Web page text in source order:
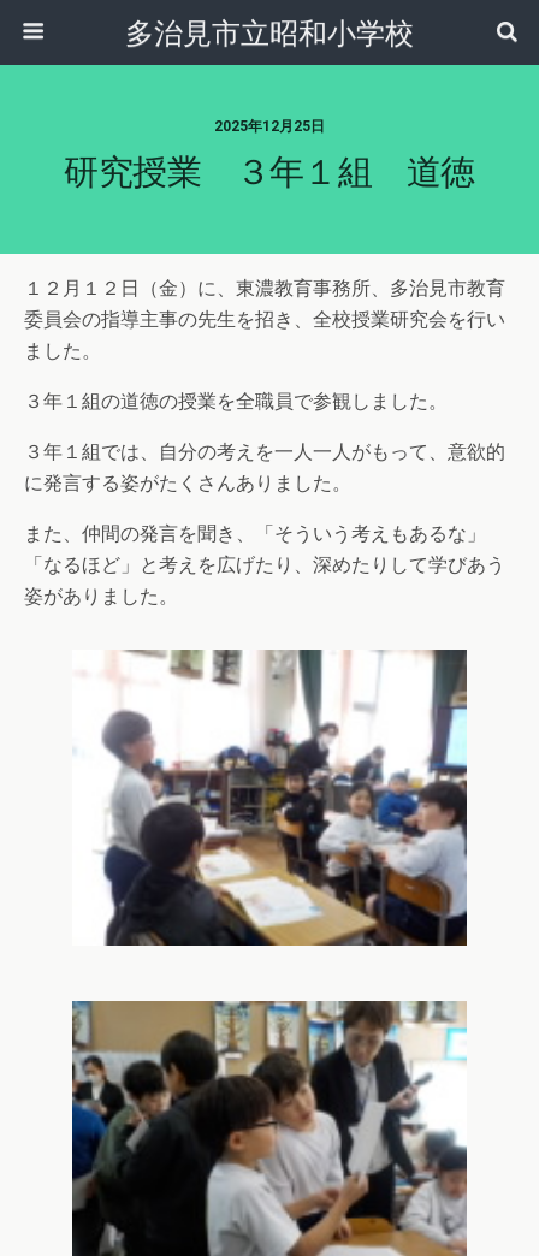
多治見市立昭和小学校
2025年12月25日
研究授業 ３年１組 道徳
１２月１２日（金）に、東濃教育事務所、多治見市教育
委員会の指導主事の先生を招き、全校授業研究会を行い
ました。
３年１組の道徳の授業を全職員で参観しました。
３年１組では、自分の考えを一人一人がもって、意欲的
に発言する姿がたくさんありました。
また、仲間の発言を聞き、「そういう考えもあるな」
「なるほど」と考えを広げたり、深めたりして学びあう
姿がありました。